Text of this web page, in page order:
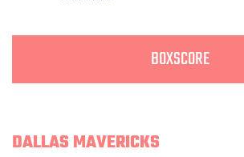
BOXSCORE
DALLAS MAVERICKS